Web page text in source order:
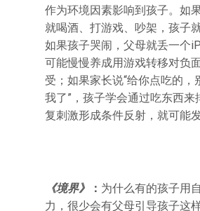
作为环境因素影响到孩子。如
就喝酒、打游戏、吵架，孩子
如果孩子哭闹，父母就丢一个
可能慢慢养成用游戏转移对负
受；如果家长说“给你点吃的，
我了”，孩子学会通过吃东西来
复刺激形成条件反射，就可能
《境界》 ： 为什么有的孩子用
力，很少会有父母引导孩子这